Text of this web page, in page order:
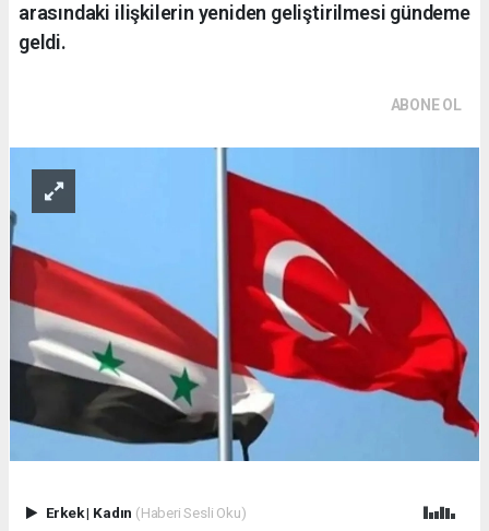
arasındaki ilişkilerin yeniden geliştirilmesi gündeme
geldi.
ABONE OL
Erkek| Kadın (Haberi Sesli Oku)